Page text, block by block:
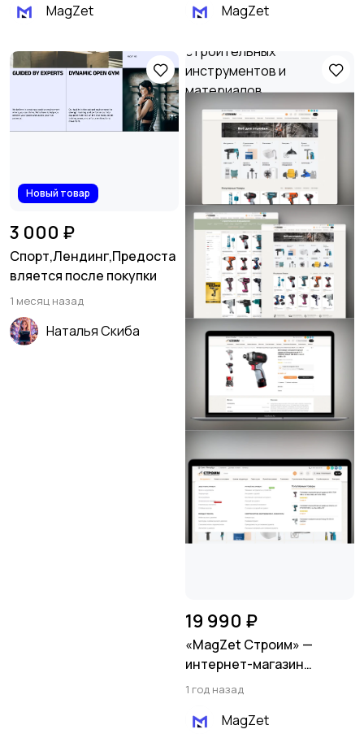
MagZet MagZet
Новый товар
3 000 ₽
Спорт,Лендинг,Предоста
вляется после покупки
1 месяц назад
Наталья Скиба
19 990 ₽
«MagZet Строим» —
интернет-магазин
строительных
материалов
1 год назад
MagZet